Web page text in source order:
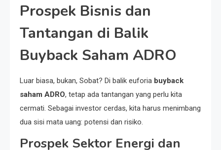
Prospek Bisnis dan
Tantangan di Balik
Buyback Saham ADRO
Luar biasa, bukan, Sobat? Di balik euforia buyback
saham ADRO, tetap ada tantangan yang perlu kita
cermati. Sebagai investor cerdas, kita harus menimbang
dua sisi mata uang: potensi dan risiko.
Prospek Sektor Energi dan